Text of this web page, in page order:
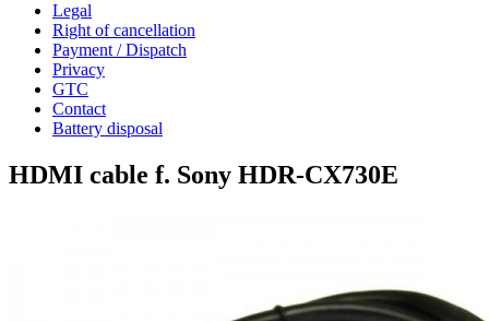
Legal
Right of cancellation
Payment / Dispatch
Privacy
GTC
Contact
Battery disposal
HDMI cable f. Sony HDR-CX730E